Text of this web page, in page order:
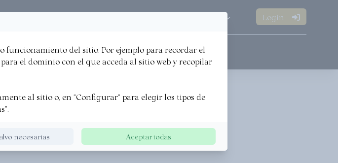
Open Login
· SOMOS · ALIANZAS · PREMIOS
funcionamiento del sitio. Por ejemplo para recordar el
el dominio con el que acceda al sitio web y recopilar
al sitio o, en "Configurar" para elegir los tipos de
necesarias Aceptar todas